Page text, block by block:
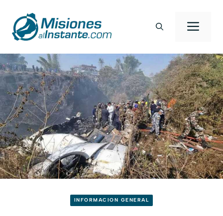
contenido
INFORMACION GENERAL